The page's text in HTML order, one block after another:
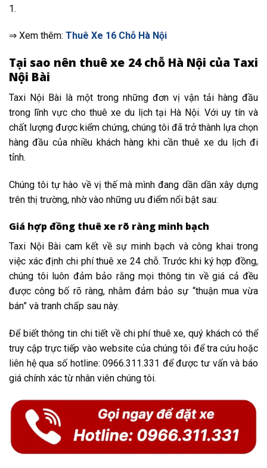
1.
⇒ Xem thêm: Thuê Xe 16 Chỗ Hà Nội
Tại sao nên thuê xe 24 chỗ Hà Nội của Taxi
Nội Bài
Taxi Nội Bài là một trong những đơn vị vận tải hàng đầu
trong lĩnh vực cho thuê xe du lịch tại Hà Nội. Với uy tín và
chất lượng được kiểm chứng, chúng tôi đã trở thành lựa chọn
hàng đầu của nhiều khách hàng khi cần thuê xe du lịch đi
tỉnh.
Chúng tôi tự hào về vị thế mà mình đang dần dần xây dựng
trên thị trường, nhờ vào những ưu điểm nổi bật sau:
Giá hợp đồng thuê xe rõ ràng minh bạch
Taxi Nội Bài cam kết về sự minh bạch và công khai trong
việc xác định chi phí thuê xe 24 chỗ. Trước khi ký hợp đồng,
chúng tôi luôn đảm bảo rằng mọi thông tin về giá cả đều
được công bố rõ ràng, nhằm đảm bảo sự “thuận mua vừa
bán” và tranh chấp sau này.
Để biết thông tin chi tiết về chi phí thuê xe, quý khách có thể
truy cập trực tiếp vào website của chúng tôi để tra cứu hoặc
liên hệ qua số hotline: 0966.311.331 để được tư vấn và báo
giá chính xác từ nhân viên chúng tôi.